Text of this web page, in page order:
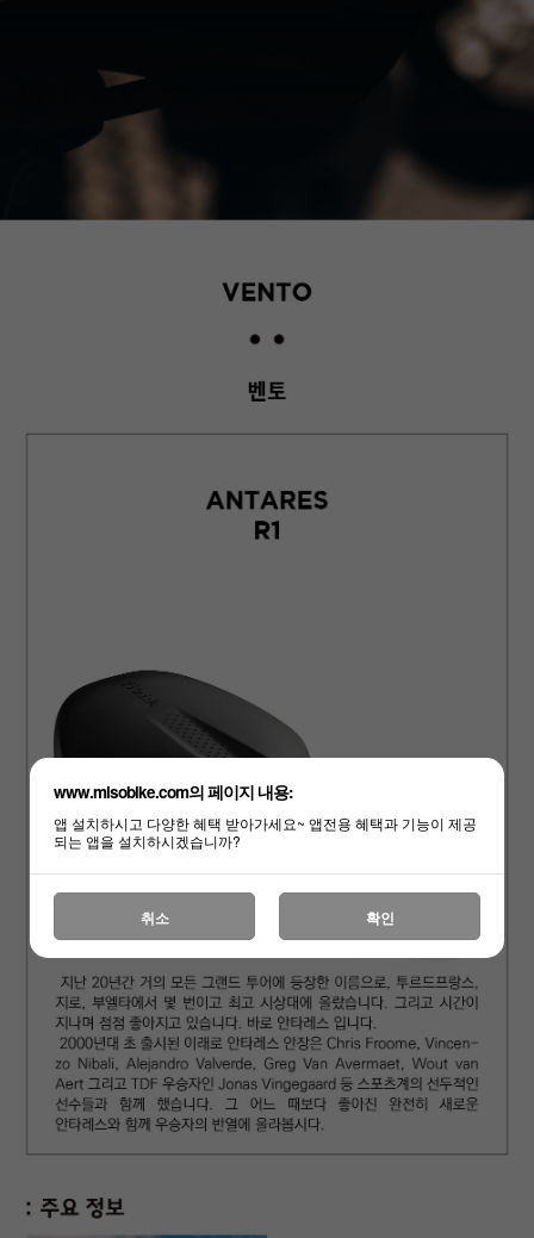
www.misobike.com의 페이지 내용:
앱 설치하시고 다양한 혜택 받아가세요~ 앱전용 혜택과 기능이 제공
되는 앱을 설치하시겠습니까?
취소 확인